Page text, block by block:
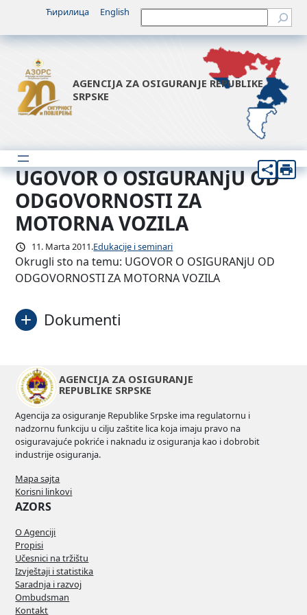
sadržaj
Ћирилица English Претрага
AGENCIJA ZA OSIGURANJE REPUBLIKE
SRPSKE
UGOVOR O OSIGURANjU OD
ODGOVORNOSTI ZA
MOTORNA VOZILA
11. Marta 2011.Edukacije i seminari
Okrugli sto na temu: UGOVOR O OSIGURANjU OD
ODGOVORNOSTI ZA MOTORNA VOZILA
Dokumenti
AGENCIJA ZA OSIGURANJE
REPUBLIKE SRPSKE
Agencija za osiguranje Republike Srpske ima regulatornu i
nadzornu funkciju u cilju zaštite lica koja imaju pravo na
osiguravajuće pokriće i naknadu iz osiguranja kao i dobrobit
industrije osiguranja.
Mapa sajta
Korisni linkovi
AZORS
O Agenciji
Propisi
Učesnici na tržištu
Izvještaji i statistika
Saradnja i razvoj
Ombudsman
Kontakt